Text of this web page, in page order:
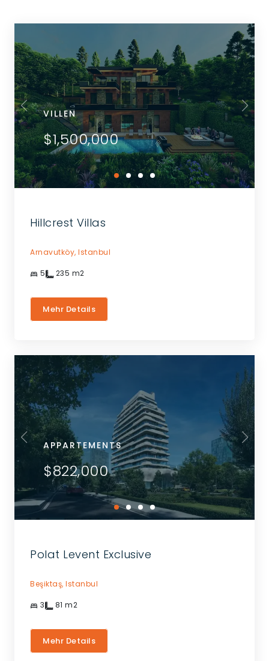
VILLEN
$1,500,000
Hillcrest Villas
Arnavutköy, Istanbul
5 235 m2
Mehr Details
APPARTEMENTS
$822,000
Polat Levent Exclusive
Beşiktaş, Istanbul
3 81 m2
Mehr Details